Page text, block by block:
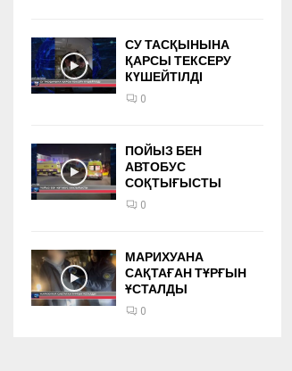
СУ ТАСҚЫНЫНА
ҚАРСЫ ТЕКСЕРУ
КҮШЕЙТІЛДІ
0
ПОЙЫЗ БЕН
АВТОБУС
СОҚТЫҒЫСТЫ
0
МАРИХУАНА
САҚТАҒАН ТҰРҒЫН
ҰСТАЛДЫ
0